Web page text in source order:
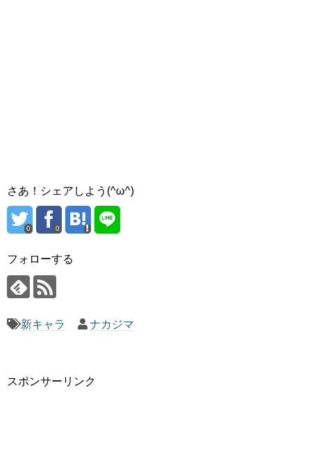
さあ！シェアしよう(^ω^)
0 0
フォローする
新キャラ ナカジマ
スポンサーリンク